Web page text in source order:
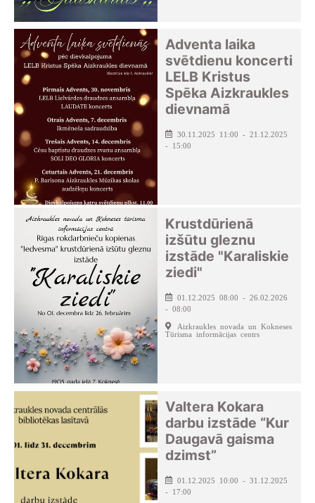
Adventa laika
svētdienu koncerti
LELB Kristus
Spēka Aizkraukles
dievnamā
30.11.2025 11:00 - 21.12.2025
- 15:00
Krustdūrienā
izšūtu gleznu
izstāde "Karaliskie
ziedi"
01.12.2025 08:00 - 26.02.2026
- 08:00
Aizkraukles novada un Kokneses
Tūrisma informācijas centrs
Valtera Kokara
darbu izstāde “Kur
Daugavā gaisma
dzimst”
01.12.2025 10:00 - 31.12.2025
- 17:00